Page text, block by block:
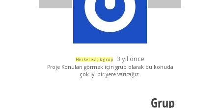
Herkese açık grup 3 yıl önce
Proje Konuları görmek için grup olarak bu konuda
çok iyi bir yere varıcağız.
Grup